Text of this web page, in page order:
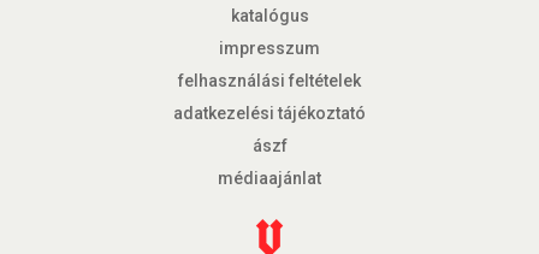
katalógus
impresszum
felhasználási feltételek
adatkezelési tájékoztató
ászf
médiaajánlat